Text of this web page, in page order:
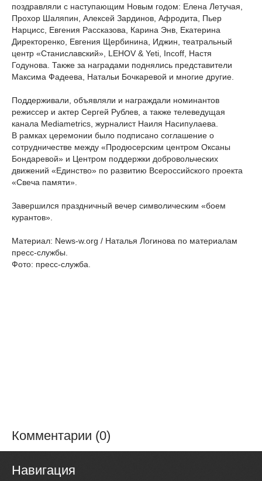
поздравляли с наступающим Новым годом: Елена Летучая,
Прохор Шаляпин, Алексей Зардинов, Афродита, Пьер
Нарцисс, Евгения Рассказова, Карина Энв, Екатерина
Директоренко, Евгения Щербинина, Иджин, театральный
центр «Станиславский», LEHOV & Yeti, Incoff, Настя
Годунова. Также за наградами поднялись представители
Максима Фадеева, Натальи Бочкаревой и многие другие.
Поддерживали, объявляли и награждали номинантов
режиссер и актер Сергей Рублев, а также телеведущая
канала Mediametrics, журналист Наиля Насипулаева.
В рамках церемонии было подписано соглашение о
сотрудничестве между «Продюсерским центром Оксаны
Бондаревой» и Центром поддержки добровольческих
движений «Единство» по развитию Всероссийского проекта
«Свеча памяти».
Завершился праздничный вечер символическим «боем
курантов».
Материал: News-w.org / Наталья Логинова по материалам
пресс-службы.
Фото: пресс-служба.
Комментарии (0)
Навигация